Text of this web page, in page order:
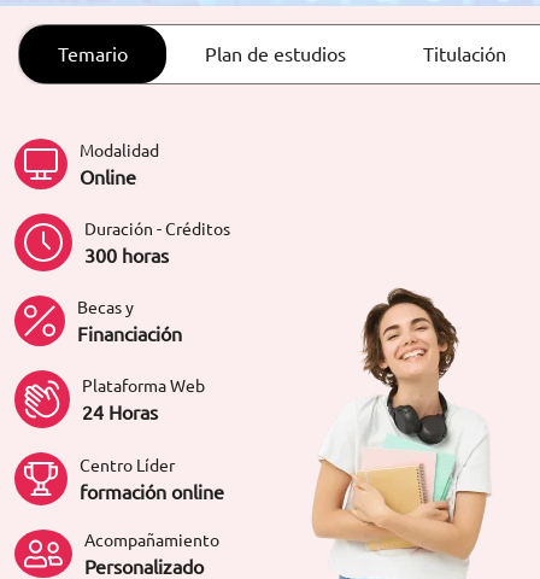
Temario Plan de estudios Titulación
Modalidad
Online
Duración - Créditos
300 horas
Becas y
Financiación
Plataforma Web
24 Horas
Centro Líder
formación online
Acompañamiento
Personalizado